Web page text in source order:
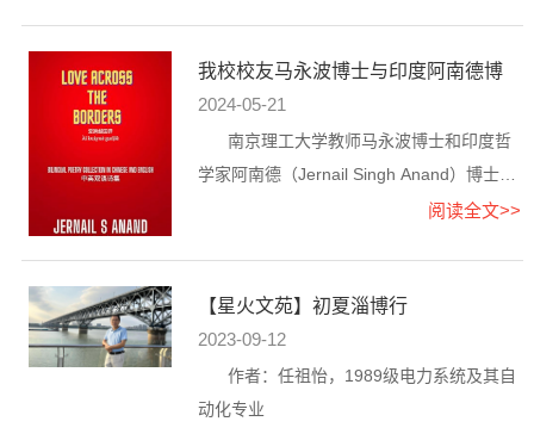
我校校友马永波博士与印度阿南德博
士双语诗合集《爱跨越国界...
2024-05-21
南京理工大学教师马永波博士和印度哲
学家阿南德（Jernail Singh Anand）博士合
著的双语诗集——《爱跨越国界》近日在印
阅读全文>>
【星火文苑】初夏淄博行
2023-09-12
作者：任祖怡，1989级电力系统及其自
动化专业